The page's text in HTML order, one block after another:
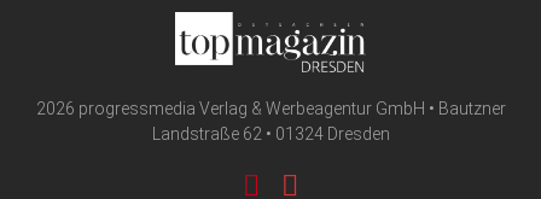
2026 progressmedia Verlag & Werbeagentur GmbH • Bautzner
Landstraße 62 • 01324 Dresden